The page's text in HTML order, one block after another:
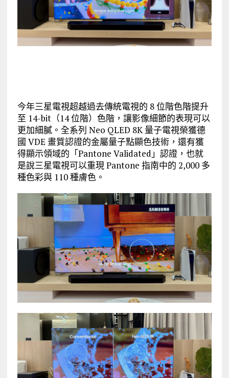
今年三星電視超越過去傳統電視的 8 位階色階提升
至 14-bit（14 位階）色階，讓影像細節的表現可以
更加細膩。全系列 Neo QLED 8K 量子電視榮獲德
國 VDE 畫質認證的金屬量子點顯色技術，還有獲
得顯示領域的「Pantone Validated」認證，也就
是說三星電視可以重現 Pantone 指南中的 2,000 多
種色彩與 110 種膚色。